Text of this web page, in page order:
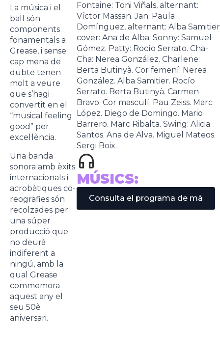
La música i el
ball són
components
fonamentals a
Grease, i sense
cap mena de
dubte tenen
molt a veure
que s’hagi
convertit en el
“musical feeling
good” per
excel·lència.
Una banda
sonora amb èxits
internacionals i
acrobàtiques co-
reografies són
recolzades per
una súper
producció que
no deurà
indiferent a
ningú, amb la
qual Grease
commemora
aquest any el
seu 50è
aniversari.
Fontaine: Toni Viñals, alternant:
Víctor Massan. Jan: Paula
Domínguez, alternant: Alba
cover: Ana de Alba. Sonny: Samuel
Gómez. Patty: Rocío Serrato. Cha-
Cha: Nerea González. Charlene:
Berta Butinyà. Cor femení: Nerea
González. Alba Samitier. Rocío
Serrato. Berta Butinyà. Carmen
Bravo. Cor masculí: Pau Zeiss. Marc
López. Diego de Domingo. Mario
Barrero. Marc Ribalta. Swing: Alicia
Santos. Ana de Alva. Miguel Mateos.
Sergi Boix.
MÚSICS:
Consulta el programa de mà